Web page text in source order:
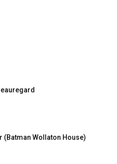
(Batman Wollaton House)